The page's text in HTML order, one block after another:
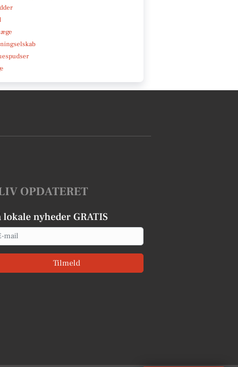
OPDATERET
lokale nyheder GRATIS
Tilmeld